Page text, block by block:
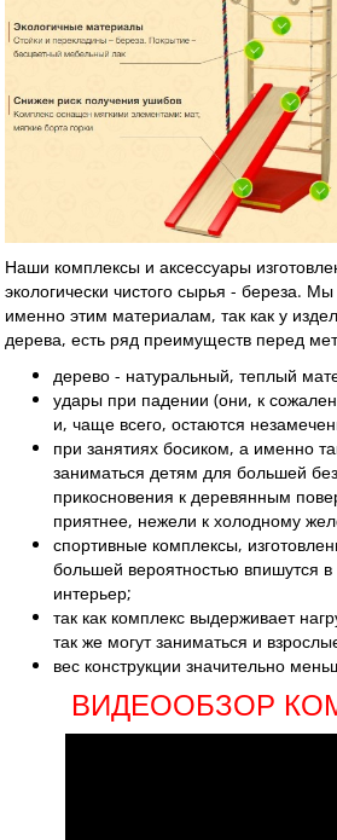
Наши комплексы и аксессуары
экологически чистого сырья - береза.
именно этим материалам, так как у
дерева, есть ряд преимуществ перед
дерево - натуральный, теплый
удары при падении (они, к
и, чаще всего, остаются
при занятиях босиком, а именно
заниматься детям для большей
прикосновения к деревянным
приятнее, нежели к холодному
спортивные комплексы,
большей вероятностью впишутся
интерьер;
так как комплекс выдерживает
так же могут заниматься и
вес конструкции значительно
ВИДЕООБЗОР